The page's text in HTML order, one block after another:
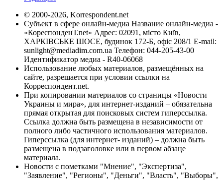
© 2000-2026, Korrespondent.net
Субъект в сфере онлайн-медиа Название онлайн-медиа -
«КореспонденТ.net» Адрес: 02091, місто Київ,
ХАРКІВСЬКЕ ШОСЕ, будинок 172-Б, офіс 208/1 E-mail:
sunlight@mediadim.com.ua Телефон: 044-205-43-00
Идентификатор медиа - R40-06068
Использование любых материалов, размещённых на
сайте, разрешается при условии ссылки на
Корреспондент.net.
При копировании материалов со страницы «Новости
Украины и мира», для интернет-изданий – обязательна
прямая открытая для поисковых систем гиперссылка.
Ссылка должна быть размещена в независимости от
полного либо частичного использования материалов.
Гиперссылка (для интернет- изданий) – должна быть
размещена в подзаголовке или в первом абзаце
материала.
Новости с пометками "Мнение", "Экспертиза",
"Заявление", "Регионы", "Деньги", "Власть", "Выборы",